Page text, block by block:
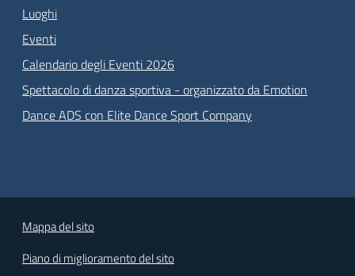
Luoghi
Eventi
Calendario degli Eventi 2026
Spettacolo di danza sportiva - organizzato da Emotion
Dance ADS con Elite Dance Sport Company
Mappa del sito
Piano di miglioramento del sito